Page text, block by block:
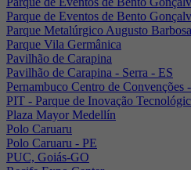
Parque de Eventos de Bento
Parque Metalúrgico Augusto
Parque Vila Germânica
Pavilhão de Carapina
Pavilhão de Carapina - Serra - ES
Pernambuco Centro de Convenções
PIT - Parque de Inovação
Plaza Mayor Medellín
Polo Caruaru
Polo Caruaru - PE
PUC, Goiás-GO